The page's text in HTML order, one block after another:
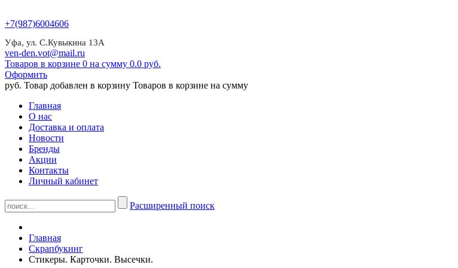
+7(987)6004606
Уфа, ул. С.Кувыкина 13А
ven-den.vot@mail.ru
Товаров в корзине 0 на сумму 0.0 руб.
Оформить
руб. Товар добавлен в корзину Товаров в корзине на сумму
Главная
О нас
Доставка и оплата
Новости
Бренды
Акции
Контакты
Личный кабинет
Расширенный поиск
Главная
Скрапбукинг
Стикеры. Карточки. Высечки.